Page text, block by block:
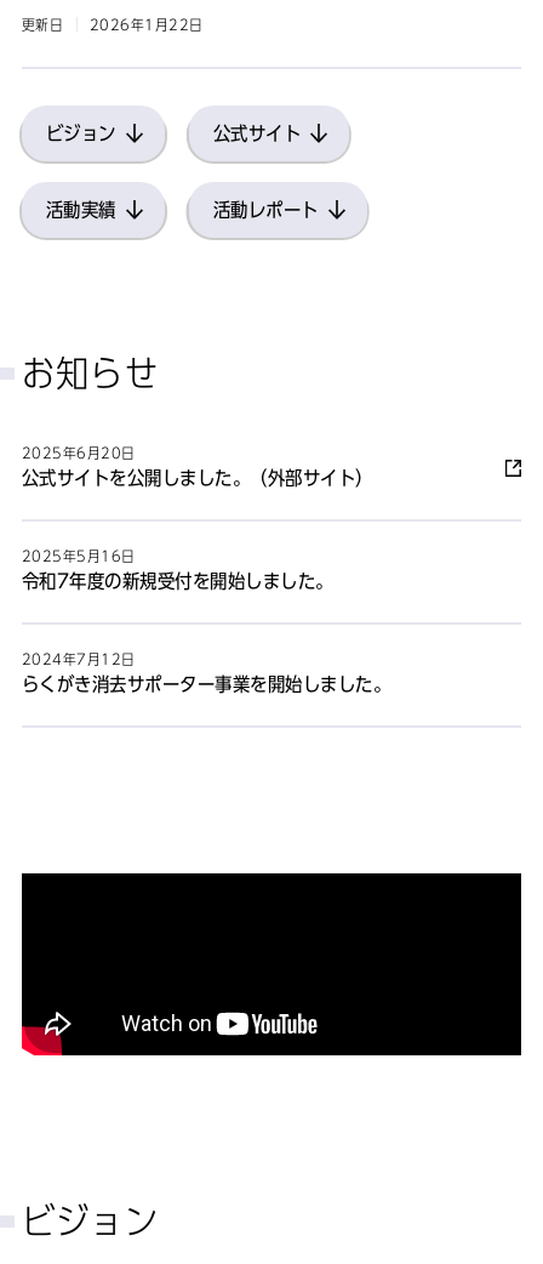
更新日 2026年1月22日
ビジョン 公式サイト
活動実績 活動レポート
お知らせ
2025年6月20日
公式サイトを公開しました。（外部サイト）
2025年5月16日
令和7年度の新規受付を開始しました。
2024年7月12日
らくがき消去サポーター事業を開始しました。
ビジョン